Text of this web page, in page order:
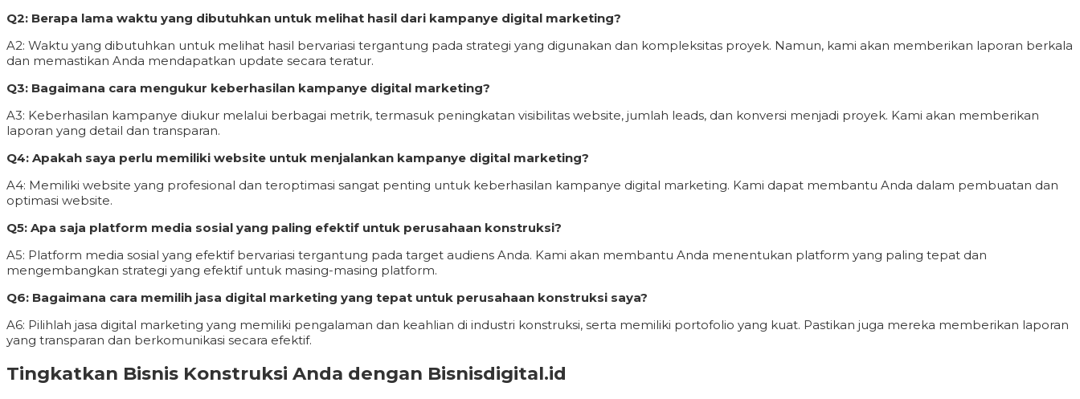
Q2: Berapa lama waktu yang dibutuhkan untuk melihat hasil dari kampanye digital marketing?
A2: Waktu yang dibutuhkan untuk melihat hasil bervariasi tergantung pada strategi yang digunakan dan kompleksitas proyek. Namun, kami akan memberikan laporan berkala
dan memastikan Anda mendapatkan update secara teratur.
Q3: Bagaimana cara mengukur keberhasilan kampanye digital marketing?
A3: Keberhasilan kampanye diukur melalui berbagai metrik, termasuk peningkatan visibilitas website, jumlah leads, dan konversi menjadi proyek. Kami akan memberikan
laporan yang detail dan transparan.
Q4: Apakah saya perlu memiliki website untuk menjalankan kampanye digital marketing?
A4: Memiliki website yang profesional dan teroptimasi sangat penting untuk keberhasilan kampanye digital marketing. Kami dapat membantu Anda dalam pembuatan dan
optimasi website.
Q5: Apa saja platform media sosial yang paling efektif untuk perusahaan konstruksi?
A5: Platform media sosial yang efektif bervariasi tergantung pada target audiens Anda. Kami akan membantu Anda menentukan platform yang paling tepat dan
mengembangkan strategi yang efektif untuk masing-masing platform.
Q6: Bagaimana cara memilih jasa digital marketing yang tepat untuk perusahaan konstruksi saya?
A6: Pilihlah jasa digital marketing yang memiliki pengalaman dan keahlian di industri konstruksi, serta memiliki portofolio yang kuat. Pastikan juga mereka memberikan laporan
yang transparan dan berkomunikasi secara efektif.
Tingkatkan Bisnis Konstruksi Anda dengan Bisnisdigital.id